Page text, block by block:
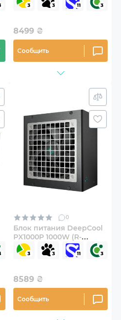
8499 ₴
Сообщить
0
Блок питания DeepCool
PX1000P 1000W (R-
PXA00P-FC0B-EU)
8589 ₴
Сообщить